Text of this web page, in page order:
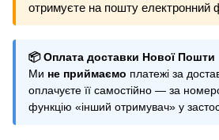
отримуєте на пошту електронний
📦 Оплата доставки Нової Пошти
Ми не приймаємо платежі за
оплачуєте її самостійно — за
функцію «інший отримувач» у